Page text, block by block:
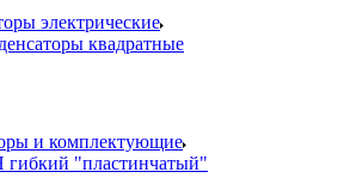
электрические
квадратные
и комплектующие
"пластинчатый"